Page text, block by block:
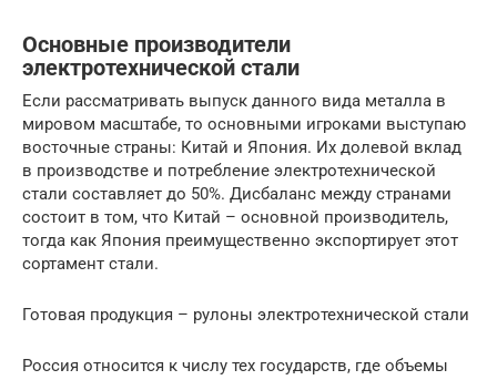
Основные производители
электротехнической стали
Если рассматривать выпуск данного вида металла в
мировом масштабе, то основными игроками выступаю
восточные страны: Китай и Япония. Их долевой вклад
в производстве и потребление электротехнической
стали составляет до 50%. Дисбаланс между странами
состоит в том, что Китай – основной производитель,
тогда как Япония преимущественно экспортирует этот
сортамент стали.
Готовая продукция – рулоны электротехнической стали
Россия относится к числу тех государств, где объемы